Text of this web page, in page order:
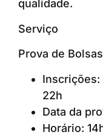
qualidade.
Serviço
Prova de
Inscrições:
22h
Data da
Horário: